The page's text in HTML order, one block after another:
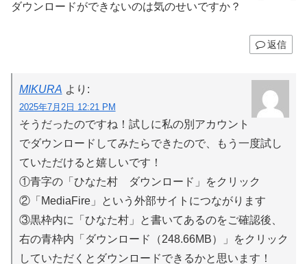
ダウンロードができないのは気のせいですか？
返信
MIKURA より:
2025年7月2日 12:21 PM
そうだったのですね！試しに私の別アカウント
でダウンロードしてみたらできたので、もう一度試し
ていただけると嬉しいです！
①青字の「ひなた村 ダウンロード」をクリック
②「MediaFire」という外部サイトにつながります
③黒枠内に「ひなた村」と書いてあるのをご確認後、
右の青枠内「ダウンロード（248.66MB）」をクリック
していただくとダウンロードできるかと思います！